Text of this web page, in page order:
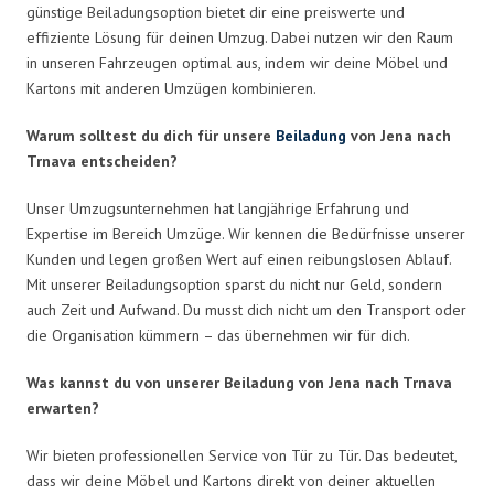
günstige Beiladungsoption bietet dir eine preiswerte und
effiziente Lösung für deinen Umzug. Dabei nutzen wir den Raum
in unseren Fahrzeugen optimal aus, indem wir deine Möbel und
Kartons mit anderen Umzügen kombinieren.
Warum solltest du dich für unsere Beiladung von Jena nach
Trnava entscheiden?
Unser Umzugsunternehmen hat langjährige Erfahrung und
Expertise im Bereich Umzüge. Wir kennen die Bedürfnisse unserer
Kunden und legen großen Wert auf einen reibungslosen Ablauf.
Mit unserer Beiladungsoption sparst du nicht nur Geld, sondern
auch Zeit und Aufwand. Du musst dich nicht um den Transport oder
die Organisation kümmern – das übernehmen wir für dich.
Was kannst du von unserer Beiladung von Jena nach Trnava
erwarten?
Wir bieten professionellen Service von Tür zu Tür. Das bedeutet,
dass wir deine Möbel und Kartons direkt von deiner aktuellen